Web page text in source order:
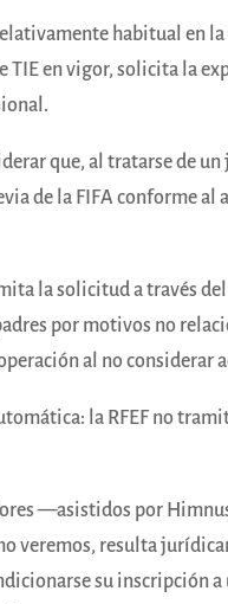
habitual en
TIE en vigor, solicita la
que, al tratarse de
de la FIFA conforme
la solicitud a través
por motivos no
al no considerar
la RFEF no
—asistidos por
veremos, resulta
su inscripción